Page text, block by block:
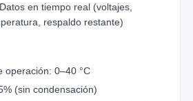
en tiempo real (voltajes,
respaldo restante)
operación: 0–40 °C
(sin condensación)